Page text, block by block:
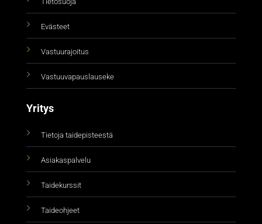
Evästeet
Vastuurajoitus
Vastuuvapauslauseke
Yritys
Tietoja taidepisteestä
Asiakaspalvelu
Taidekurssit
Taideohjeet